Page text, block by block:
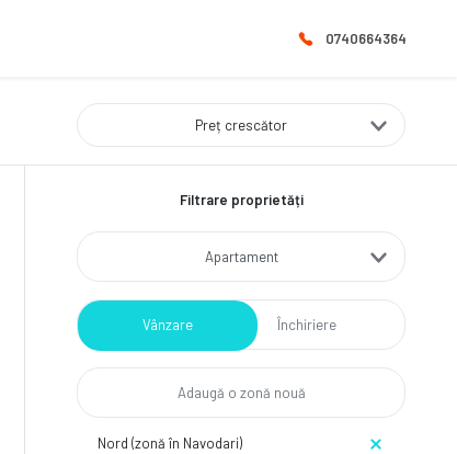
0740664364
Preț crescător
Filtrare proprietăți
Apartament
Vânzare Închiriere
Nord (zonă în Navodari)